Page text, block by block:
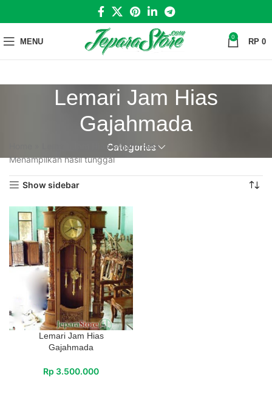
MENU 0 RP 0
Lemari Jam Hias
Gajahmada
Categories
Lemari Jam Hias Gajahmada
Menampilkan hasil tunggal
Show sidebar
Lemari Jam Hias
Gajahmada
Rp 3.500.000